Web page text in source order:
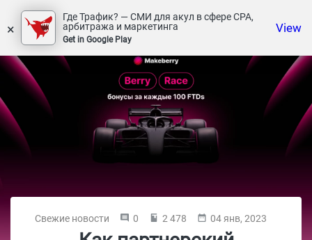
×
Где Трафик? — СМИ для акул в сфере СРА,
арбитража и маркетинга
Get in Google Play
View
Свежие новости 0 2 478 04 янв, 2023